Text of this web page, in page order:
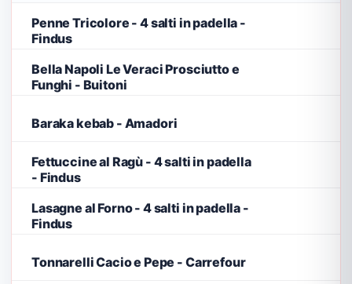
Penne Tricolore - 4 salti in padella -
Findus
Bella Napoli Le Veraci Prosciutto e
Funghi - Buitoni
Baraka kebab - Amadori
Fettuccine al Ragù - 4 salti in padella
- Findus
Lasagne al Forno - 4 salti in padella -
Findus
Tonnarelli Cacio e Pepe - Carrefour